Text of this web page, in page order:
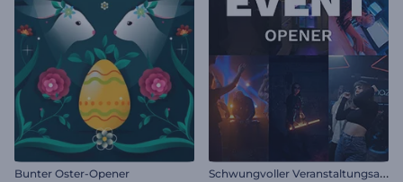
Bunter Oster-Opener S
chwungvoller Veranstaltungsauftakt